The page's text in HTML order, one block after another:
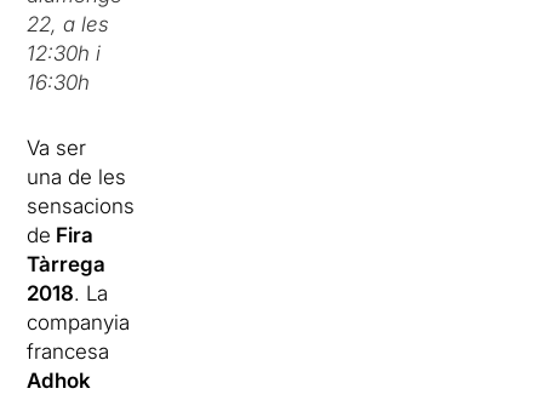
22, a les
12:30h i
16:30h
Va ser
una de les
sensacions
de Fira
Tàrrega
2018. La
companyia
francesa
Adhok